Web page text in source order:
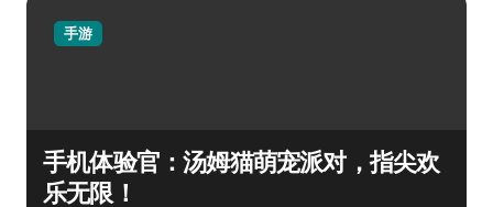
手游
手机体验官：汤姆猫萌宠派对，指尖欢
乐无限！